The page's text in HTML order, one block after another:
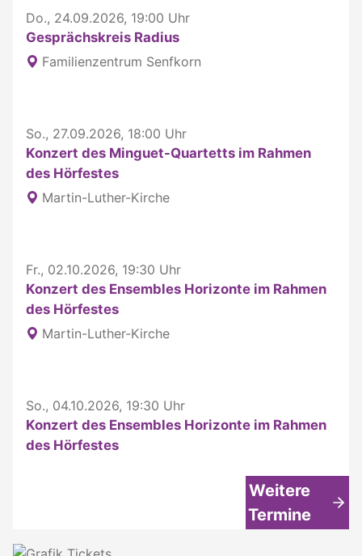
Do., 24.09.2026, 19:00 Uhr
Gesprächskreis Radius
Familienzentrum Senfkorn
So., 27.09.2026, 18:00 Uhr
Konzert des Minguet-Quartetts im Rahmen
des Hörfestes
Martin-Luther-Kirche
Fr., 02.10.2026, 19:30 Uhr
Konzert des Ensembles Horizonte im Rahmen
des Hörfestes
Martin-Luther-Kirche
So., 04.10.2026, 19:30 Uhr
Konzert des Ensembles Horizonte im Rahmen
des Hörfestes
Weitere
Termine